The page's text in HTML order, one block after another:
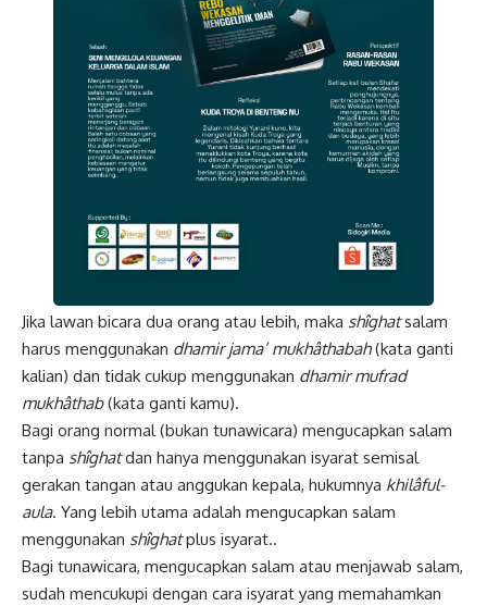
Jika lawan bicara dua orang atau lebih, maka shîghatsalam
harus menggunakan dhamir jama’ mukhâthabah(kata ganti
kalian) dan tidak cukup menggunakan dhamir mufrad
mukhâthab(kata ganti kamu).
Bagi orang normal (bukan tunawicara) mengucapkan salam
tanpa shîghatdan hanya menggunakan isyarat semisal
gerakan tangan atau anggukan kepala, hukumnya khilâful-
aula. Yang lebih utama adalah mengucapkan salam
menggunakan shîghatplus isyarat..
Bagi tunawicara, mengucapkan salam atau menjawab salam,
sudah mencukupi dengan cara isyarat yang memahamkan